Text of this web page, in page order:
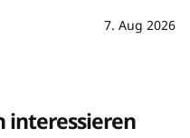
7. Aug 2026
interessieren